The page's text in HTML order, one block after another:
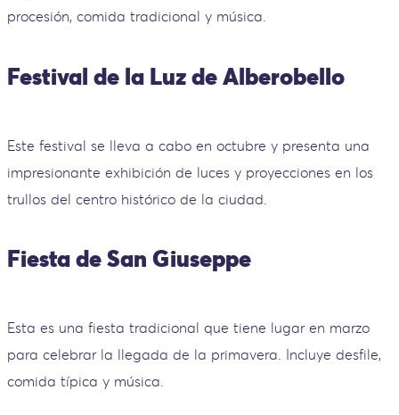
procesión, comida tradicional y música.
Festival de la Luz de Alberobello
Este festival se lleva a cabo en octubre y presenta una
impresionante exhibición de luces y proyecciones en los
trullos del centro histórico de la ciudad.
Fiesta de San Giuseppe
Esta es una fiesta tradicional que tiene lugar en marzo
para celebrar la llegada de la primavera. Incluye desfile,
comida típica y música.